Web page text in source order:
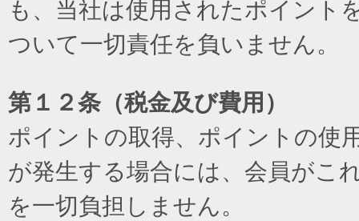
も、当社は使用されたポイント
ついて一切責任を負いません。
第１２条（税金及び費用）
ポイントの取得、ポイントの使
が発生する場合には、会員がこ
を一切負担しません。